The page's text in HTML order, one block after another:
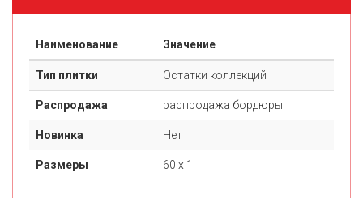
Наименование Значение
Тип плитки Остатки коллекций
Распродажа распродажа бордюры
Новинка Нет
Размеры 60 х 1